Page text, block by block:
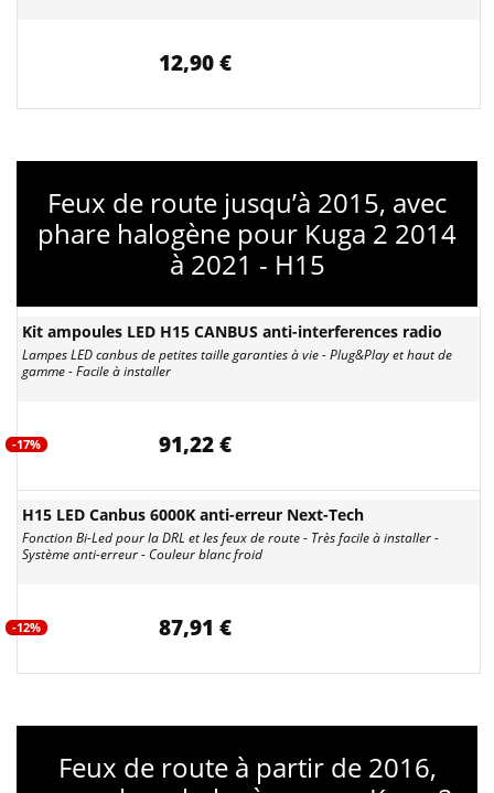
12,90 €
Feux de route jusqu’à 2015, avec
phare halogène pour Kuga 2 2014
à 2021 - H15
Kit ampoules LED H15 CANBUS anti-interferences radio
Lampes LED canbus de petites taille garanties à vie - Plug&Play et haut de
gamme - Facile à installer
-17% 91,22 €
H15 LED Canbus 6000K anti-erreur Next-Tech
Fonction Bi-Led pour la DRL et les feux de route - Très facile à installer -
Système anti-erreur - Couleur blanc froid
-12% 87,91 €
Feux de route à partir de 2016,